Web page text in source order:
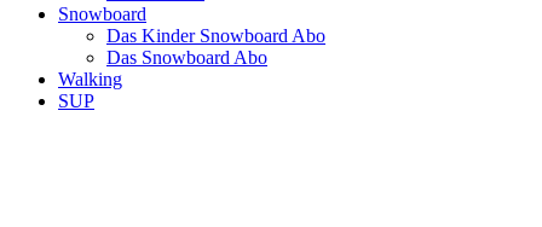
Snowboard
Das Kinder Snowboard Abo
Das Snowboard Abo
Walking
SUP